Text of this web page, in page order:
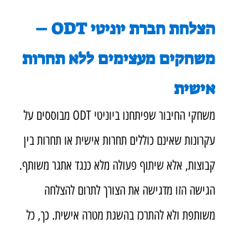
הצלחת חברת יוניטי ODT –
משחקים מעצימים ללא תחרות
אישית
משחקי החיבור שפיתחנו ביוניטי ODT מבוססים על
עקרונות שאינם כוללים תחרות אישית או תחרות בין
קבוצות, אלא שיתוף פעולה מלא כנגד אתגר משותף.
הגישה הזו מדגישה את הצורך לתרום להצלחה
משותפת ולא להתרכז בהשגת מטרה אישית. כך, כל